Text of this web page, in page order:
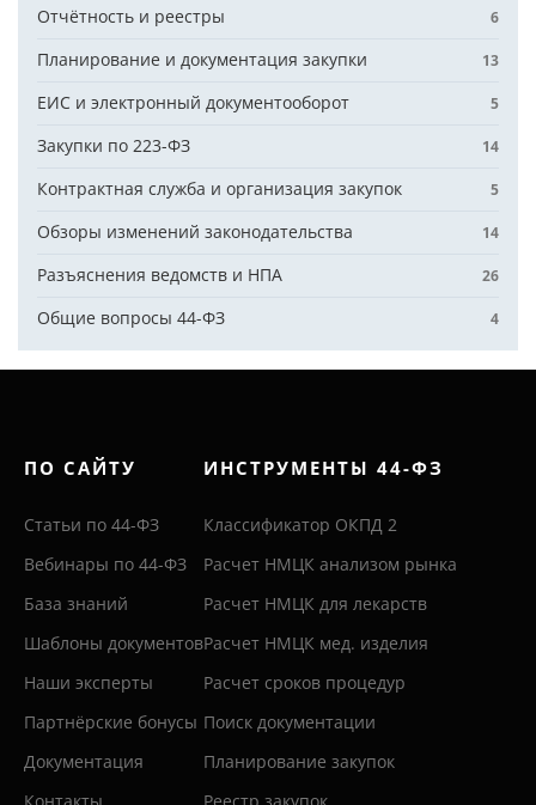
Отчётность и реестры 6
Планирование и документация закупки 13
ЕИС и электронный документооборот 5
Закупки по 223-ФЗ 14
Контрактная служба и организация закупок 5
Обзоры изменений законодательства 14
Разъяснения ведомств и НПА 26
Общие вопросы 44-ФЗ 4
ПО САЙТУ
Статьи по 44-ФЗ
Вебинары по 44-ФЗ
База знаний
Шаблоны документов
Наши эксперты
Партнёрские бонусы
Документация
ИНСТРУМЕНТЫ 44-ФЗ
Классификатор ОКПД 2
Расчет НМЦК анализом рынка
Расчет НМЦК для лекарств
Расчет НМЦК мед. изделия
Расчет сроков процедур
Поиск документации
Планирование закупок